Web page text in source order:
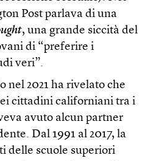
Post parlava di una
, una grande siccità del
di “preferire i
veri”.
nel 2021 ha rivelato che
cittadini californiani tra i
avuto alcun partner
Dal 1991 al 2017, la
delle scuole superiori